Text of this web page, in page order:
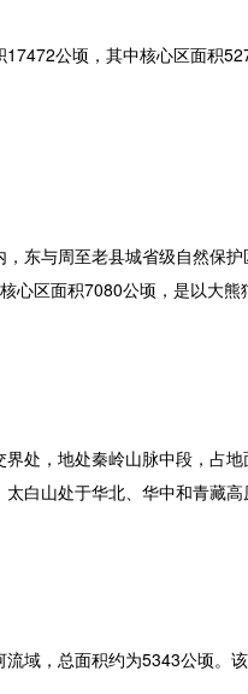
公顷，其中核心区面积
东与周至老县城省级自然保
区面积7080公顷，是以大
处，地处秦岭山脉中段，占
白山处于华北、华中和青藏
域，总面积约为5343公顷